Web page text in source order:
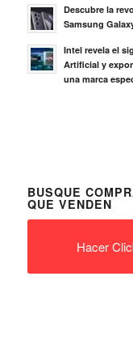
Descubre la
Samsung
Intel revela el
Artificial y
una marca
BUSQUE
QUE VENDEN
Hacer